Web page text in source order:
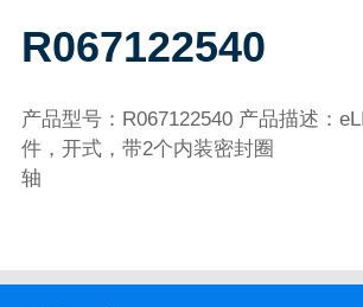
R067122540
产品型号：R067122540 产品描述：
件，开式，带2个内装密封圈
轴